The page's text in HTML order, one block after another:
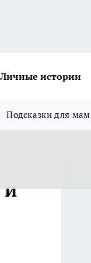
Личные истории
Подсказки для мам
и